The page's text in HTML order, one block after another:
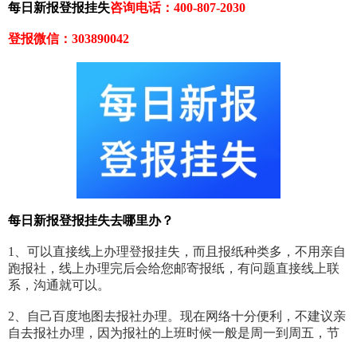
每日新报登报挂失咨询电话：400-807-2030
登报微信：303890042
每日新报登报挂失去哪里办？
1、可以直接线上办理登报挂失，而且报纸种类多，不用亲自
跑报社，线上办理完后会给您邮寄报纸，有问题直接线上联
系，沟通就可以。
2、自己百度地图去报社办理。现在网络十分便利，不建议亲
自去报社办理，因为报社的上班时候一般是周一到周五，节